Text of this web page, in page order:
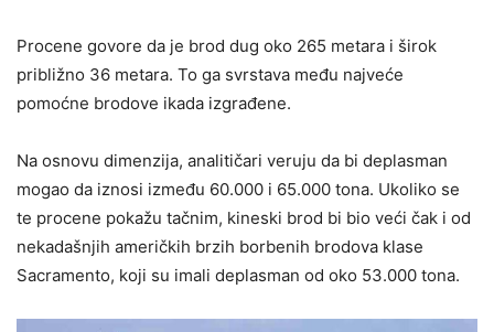
Procene govore da je brod dug oko 265 metara i širok
približno 36 metara. To ga svrstava među najveće
pomoćne brodove ikada izgrađene.
Na osnovu dimenzija, analitičari veruju da bi deplasman
mogao da iznosi između 60.000 i 65.000 tona. Ukoliko se
te procene pokažu tačnim, kineski brod bi bio veći čak i od
nekadašnjih američkih brzih borbenih brodova klase
Sacramento, koji su imali deplasman od oko 53.000 tona.